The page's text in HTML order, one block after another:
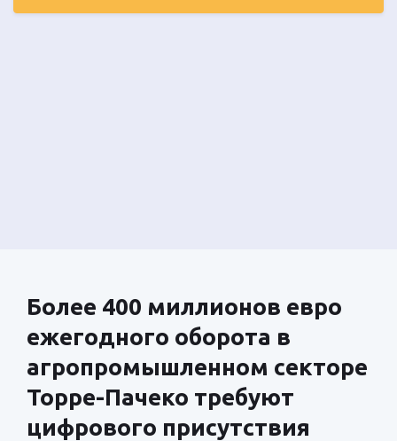
Более 400 миллионов евро
ежегодного оборота в
агропромышленном секторе
Торре-Пачеко требуют
цифрового присутствия